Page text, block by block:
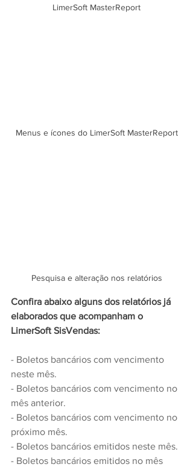
LimerSoft MasterReport
Menus e ícones do LimerSoft MasterReport
Pesquisa e alteração nos relatórios
Confira abaixo alguns dos relatórios já
elaborados que acompanham o
LimerSoft SisVendas:
- Boletos bancários com vencimento
neste mês.
- Boletos bancários com vencimento no
mês anterior.
- Boletos bancários com vencimento no
próximo mês.
- Boletos bancários emitidos neste mês.
- Boletos bancários emitidos no mês